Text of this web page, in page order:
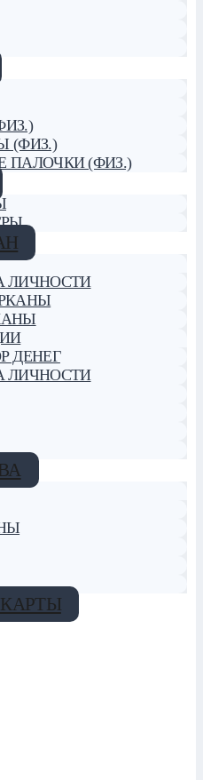
(ФИЗ.)
ПАЛОЧКИ (ФИЗ.)
ЛИЧНОСТИ
ДЕНЕГ
ЛИЧНОСТИ